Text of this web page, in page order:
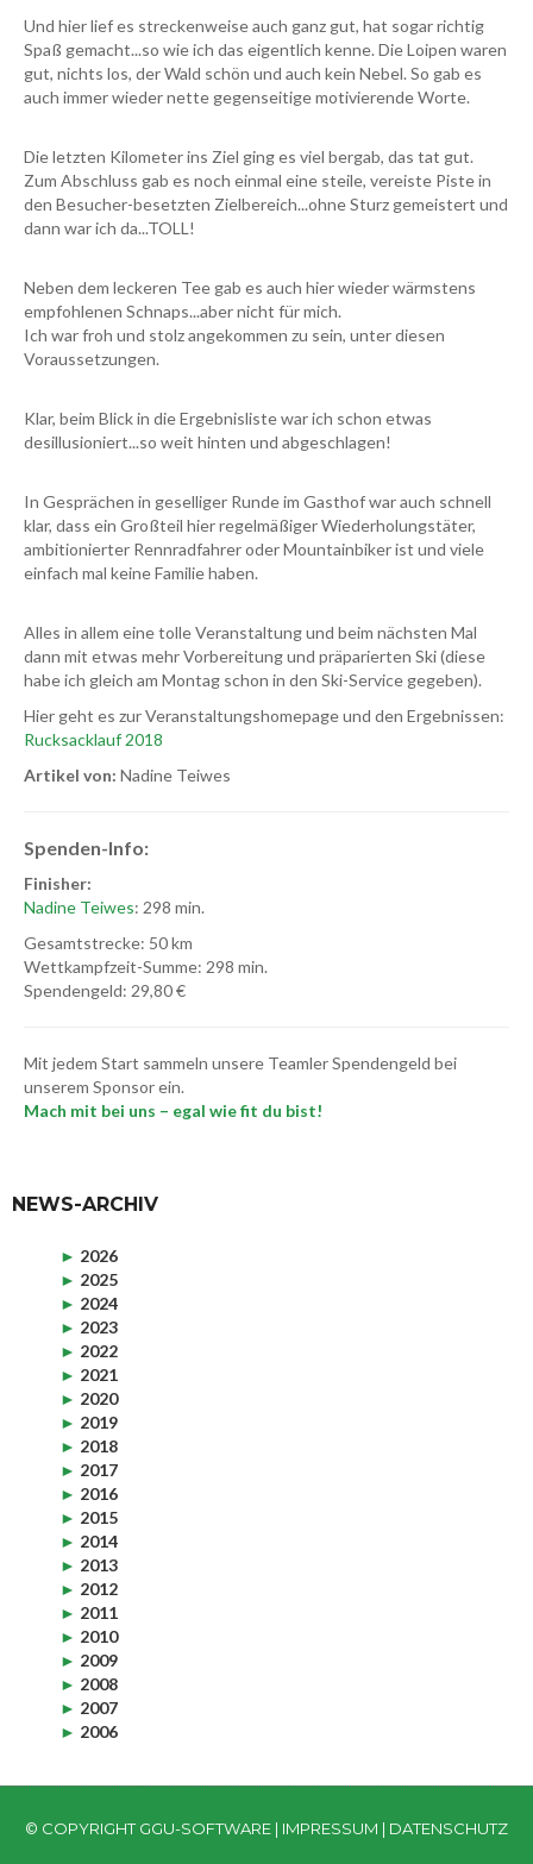
Und hier lief es streckenweise auch ganz gut, hat sogar richtig
Spaß gemacht...so wie ich das eigentlich kenne. Die Loipen waren
gut, nichts los, der Wald schön und auch kein Nebel. So gab es
auch immer wieder nette gegenseitige motivierende Worte.
Die letzten Kilometer ins Ziel ging es viel bergab, das tat gut.
Zum Abschluss gab es noch einmal eine steile, vereiste Piste in
den Besucher-besetzten Zielbereich...ohne Sturz gemeistert und
dann war ich da...TOLL!
Neben dem leckeren Tee gab es auch hier wieder wärmstens
empfohlenen Schnaps...aber nicht für mich.
Ich war froh und stolz angekommen zu sein, unter diesen
Voraussetzungen.
Klar, beim Blick in die Ergebnisliste war ich schon etwas
desillusioniert...so weit hinten und abgeschlagen!
In Gesprächen in geselliger Runde im Gasthof war auch schnell
klar, dass ein Großteil hier regelmäßiger Wiederholungstäter,
ambitionierter Rennradfahrer oder Mountainbiker ist und viele
einfach mal keine Familie haben.
Alles in allem eine tolle Veranstaltung und beim nächsten Mal
dann mit etwas mehr Vorbereitung und präparierten Ski (diese
habe ich gleich am Montag schon in den Ski-Service gegeben).
Hier geht es zur Veranstaltungshomepage und den Ergebnissen:
Rucksacklauf 2018
Artikel von: Nadine Teiwes
Spenden-Info:
Finisher:
Nadine Teiwes: 298 min.
Gesamtstrecke: 50 km
Wettkampfzeit-Summe: 298 min.
Spendengeld: 29,80 €
Mit jedem Start sammeln unsere Teamler Spendengeld bei
unserem Sponsor ein.
Mach mit bei uns – egal wie fit du bist!
NEWS-ARCHIV
► 2026
► 2025
► 2024
► 2023
► 2022
► 2021
► 2020
► 2019
► 2018
► 2017
► 2016
► 2015
► 2014
► 2013
► 2012
► 2011
► 2010
► 2009
► 2008
► 2007
► 2006
© COPYRIGHT GGU-SOFTWARE | IMPRESSUM | DATENSCHUTZ